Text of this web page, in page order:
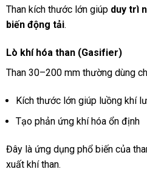
Than kích thước lớn giúp duy trì
biến động tải.
Lò khí hóa than (Gasifier)
Than 30–200 mm thường dùng
Kích thước lớn giúp luồng khí
Tạo phản ứng khí hóa ổn định
Đây là ứng dụng phổ biến của
xuất khí than.